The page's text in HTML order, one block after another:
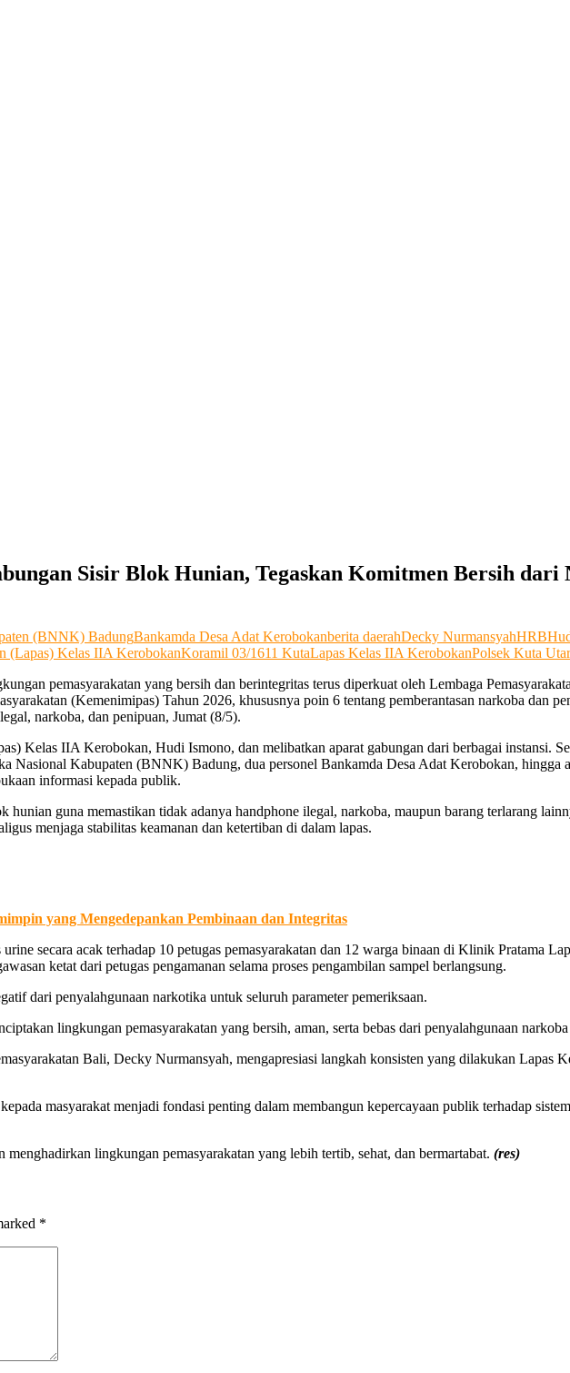
Sisir Blok Hunian, Tegaskan Komitmen Bersih dari
(BNNK) BadungBankamda Desa Adat Kerobokanberita daerahDecky NurmansyahHRB
(Lapas) Kelas IIA KerobokanKoramil 03/1611 KutaLapas Kelas IIA KerobokanPolsek Kuta
pemasyarakatan yang bersih dan berintegritas terus diperkuat oleh Lembaga
(Kemenimipas) Tahun 2026, khususnya poin 6 tentang pemberantasan narkoba dan
narkoba, dan penipuan, Jumat (8/5).
Kelas IIA Kerobokan, Hudi Ismono, dan melibatkan aparat gabungan dari berbagai instansi.
Nasional Kabupaten (BNNK) Badung, dua personel Bankamda Desa Adat Kerobokan, hingga
informasi kepada publik.
hunian guna memastikan tidak adanya handphone ilegal, narkoba, maupun barang terlarang
menjaga stabilitas keamanan dan ketertiban di dalam lapas.
yang Mengedepankan Pembinaan dan Integritas
secara acak terhadap 10 petugas pemasyarakatan dan 12 warga binaan di Klinik Pratama
ketat dari petugas pengamanan selama proses pengambilan sampel berlangsung.
dari penyalahgunaan narkotika untuk seluruh parameter pemeriksaan.
lingkungan pemasyarakatan yang bersih, aman, serta bebas dari penyalahgunaan
Bali, Decky Nurmansyah, mengapresiasi langkah konsisten yang dilakukan Lapas
masyarakat menjadi fondasi penting dalam membangun kepercayaan publik terhadap
menghadirkan lingkungan pemasyarakatan yang lebih tertib, sehat, dan bermartabat. (res)
*